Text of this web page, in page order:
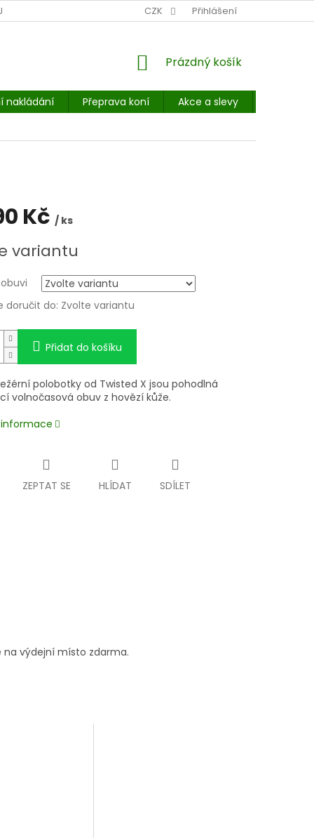
MÍSTO: BALÍKOVNA, PPL, GLS, SUPERVÝDEJNY, UPS
CZK Přihlášení
NÁKUPNÍ
Prázdný košík
nakládání Přeprava koní Akce a slevy
Kč / ks
variantu
doručit do: Zvolte variantu
Přidat do košíku
polobotky od Twisted X jsou pohodlná
volnočasová obuv z hovězí kůže.
ZEPTAT SE HLÍDAT SDÍLET
na výdejní místo zdarma.